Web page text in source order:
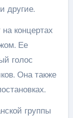
другие.
концертах
Ее
голос
Она также
группы